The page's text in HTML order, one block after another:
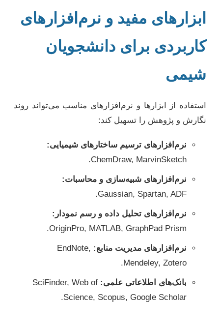
ابزارهای مفید و نرم‌افزارهای
کاربردی برای دانشجویان
شیمی
استفاده از ابزارها و نرم‌افزارهای مناسب می‌تواند روند
نگارش و پژوهش را تسهیل کند:
نرم‌افزارهای ترسیم ساختارهای شیمیایی:
ChemDraw, MarvinSketch.
نرم‌افزارهای شبیه‌سازی و محاسبات:
Gaussian, Spartan, ADF.
نرم‌افزارهای تحلیل داده و رسم نمودار:
OriginPro, MATLAB, GraphPad Prism.
نرم‌افزارهای مدیریت منابع: EndNote,
Mendeley, Zotero.
بانک‌های اطلاعاتی علمی: SciFinder, Web of
Science, Scopus, Google Scholar.